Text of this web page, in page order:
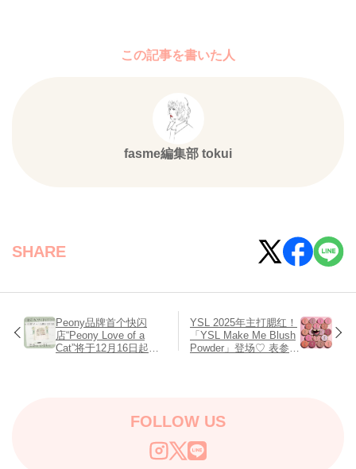
この記事を書いた人
fasme編集部 tokui
SHARE
Peony品牌首个快闪
店“Peony Love of a
Cat”将于12月16日起限
YSL 2025年主打腮红！
「YSL Make Me Blush
Powder」登场♡ 表参道
FOLLOW US